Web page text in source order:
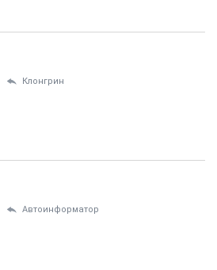
Клонгрин
Автоинформатор